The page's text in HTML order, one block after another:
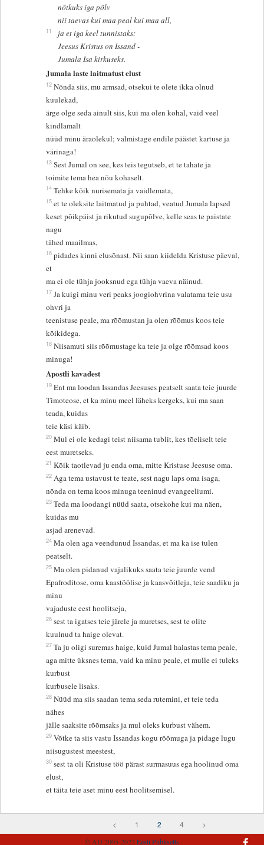
nõtkuks iga põlv
nii taevas kui maa peal kui maa all,
11
ja et iga keel tunnistaks:
Jeesus Kristus on Issand -
Jumala Isa kirkuseks.
Jumala laste laitmatust elust
12 Nõnda siis, mu armsad, otsekui te olete ikka olnud
kuulekad,
ärge olge seda ainult siis, kui ma olen kohal, vaid veel
kindlamalt
nüüd minu äraolekul; valmistage endile päästet kartuse ja
värinaga!
13 Sest Jumal on see, kes teis tegutseb, et te tahate ja
toimite tema hea nõu kohaselt.
14 Tehke kõik nurisemata ja vaidlemata,
15 et te oleksite laitmatud ja puhtad, veatud Jumala lapsed
keset põikpäist ja rikutud sugupõlve, kelle seas te paistate
nagu
tähed maailmas,
16 pidades kinni elusõnast. Nii saan kiidelda Kristuse päeval,
et
ma ei ole tühja jooksnud ega tühja vaeva näinud.
17 Ja kuigi minu veri peaks joogiohvrina valatama teie usu
ohvri ja
teenistuse peale, ma rõõmustan ja olen rõõmus koos teie
kõikidega.
18 Niisamuti siis rõõmustage ka teie ja olge rõõmsad koos
minuga!
Apostli kavadest
19 Ent ma loodan Issandas Jeesuses peatselt saata teie juurde
Timoteose, et ka minu meel läheks kergeks, kui ma saan
teada, kuidas
teie käsi käib.
20 Mul ei ole kedagi teist niisama tublit, kes tõeliselt teie
eest muretseks.
21 Kõik taotlevad ju enda oma, mitte Kristuse Jeesuse oma.
22 Aga tema ustavust te teate, sest nagu laps oma isaga,
nõnda on tema koos minuga teeninud evangeeliumi.
23 Teda ma loodangi nüüd saata, otsekohe kui ma näen,
kuidas mu
asjad arenevad.
24 Ma olen aga veendunud Issandas, et ma ka ise tulen
peatselt.
25 Ma olen pidanud vajalikuks saata teie juurde vend
Epafroditose, oma kaastöölise ja kaasvõitleja, teie saadiku ja
minu
vajaduste eest hoolitseja,
26 sest ta igatses teie järele ja muretses, sest te olite
kuulnud ta haige olevat.
27 Ta ju oligi suremas haige, kuid Jumal halastas tema peale,
aga mitte üksnes tema, vaid ka minu peale, et mulle ei tuleks
kurbust
kurbusele lisaks.
28 Nüüd ma siis saadan tema seda rutemini, et teie teda
nähes
jälle saaksite rõõmsaks ja mul oleks kurbust vähem.
29 Võtke ta siis vastu Issandas kogu rõõmuga ja pidage lugu
niisugustest meestest,
30 sest ta oli Kristuse töö pärast surmasuus ega hoolinud oma
elust,
et täita teie aset minu eest hoolitsemisel.
< 1 2 4 >
© AD 2005-2022Eesti Piibliselts